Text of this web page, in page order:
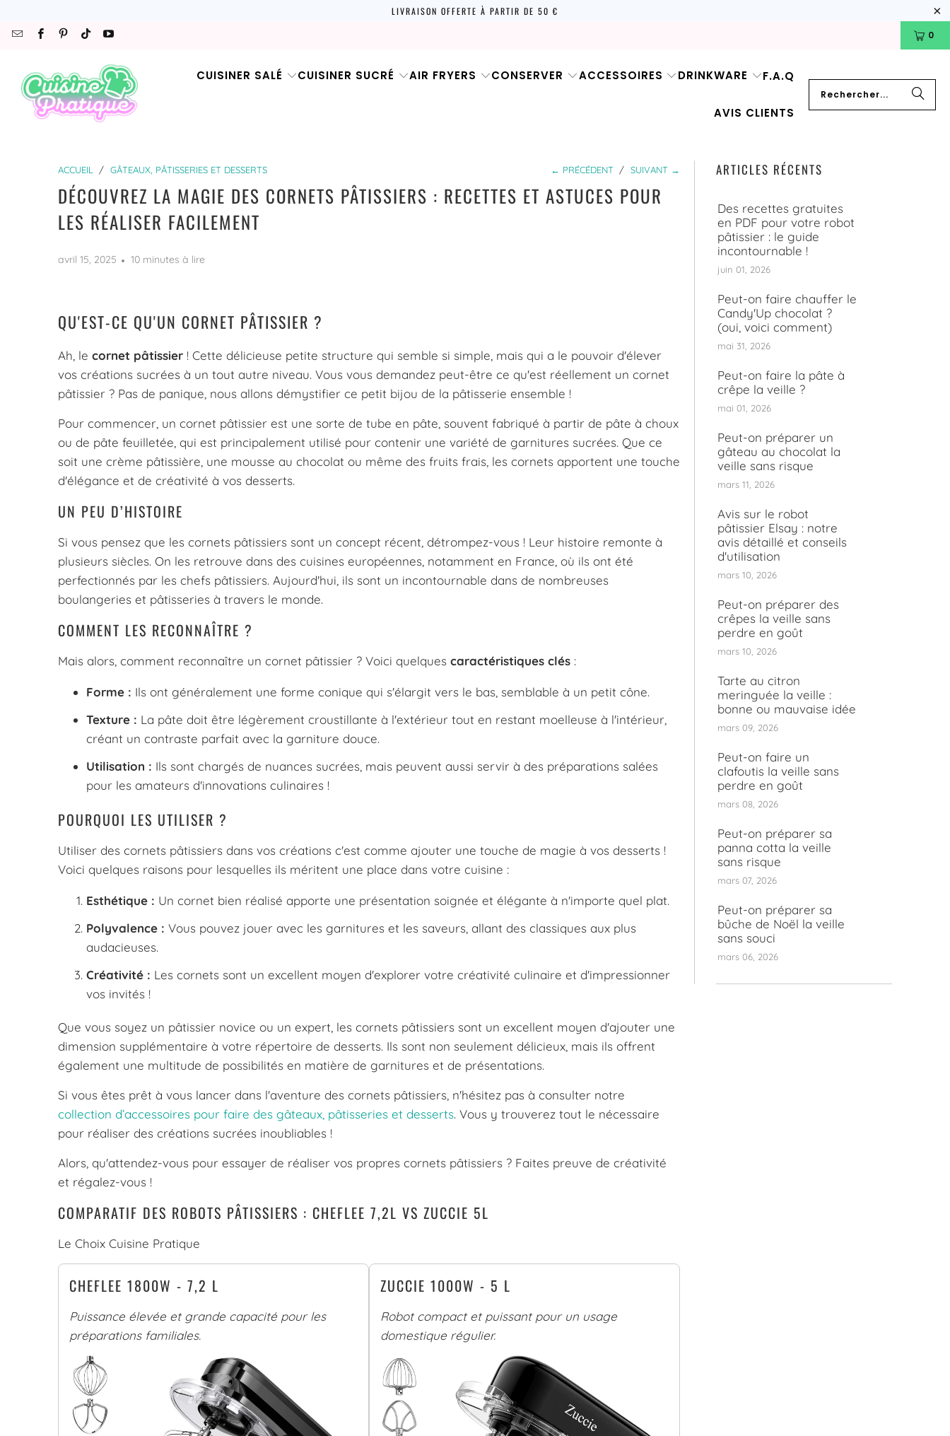
LIVRAISON OFFERTE À PARTIR DE 50 €
0
CUISINER SALÉ CUISINER SUCRÉ AIR FRYERS CONSERVER ACCESSOIRES DRINKWARE F.A.Q
AVIS CLIENTS
ACCUEIL / GÂTEAUX, PÂTISSERIES ET DESSERTS ← PRÉCÉDENT / SUIVANT →
DÉCOUVREZ LA MAGIE DES CORNETS PÂTISSIERS : RECETTES ET ASTUCES POUR
LES RÉALISER FACILEMENT
avril 15, 2025 10 minutes à lire
QU'EST-CE QU'UN CORNET PÂTISSIER ?
Ah, le cornet pâtissier ! Cette délicieuse petite structure qui semble si simple, mais qui a le pouvoir d'élever
vos créations sucrées à un tout autre niveau. Vous vous demandez peut-être ce qu'est réellement un cornet
pâtissier ? Pas de panique, nous allons démystifier ce petit bijou de la pâtisserie ensemble !
Pour commencer, un cornet pâtissier est une sorte de tube en pâte, souvent fabriqué à partir de pâte à choux
ou de pâte feuilletée, qui est principalement utilisé pour contenir une variété de garnitures sucrées. Que ce
soit une crème pâtissière, une mousse au chocolat ou même des fruits frais, les cornets apportent une touche
d'élégance et de créativité à vos desserts.
UN PEU D’HISTOIRE
Si vous pensez que les cornets pâtissiers sont un concept récent, détrompez-vous ! Leur histoire remonte à
plusieurs siècles. On les retrouve dans des cuisines européennes, notamment en France, où ils ont été
perfectionnés par les chefs pâtissiers. Aujourd'hui, ils sont un incontournable dans de nombreuses
boulangeries et pâtisseries à travers le monde.
COMMENT LES RECONNAÎTRE ?
Mais alors, comment reconnaître un cornet pâtissier ? Voici quelques caractéristiques clés :
Forme : Ils ont généralement une forme conique qui s'élargit vers le bas, semblable à un petit cône.
Texture : La pâte doit être légèrement croustillante à l'extérieur tout en restant moelleuse à l'intérieur,
créant un contraste parfait avec la garniture douce.
Utilisation : Ils sont chargés de nuances sucrées, mais peuvent aussi servir à des préparations salées
pour les amateurs d'innovations culinaires !
POURQUOI LES UTILISER ?
Utiliser des cornets pâtissiers dans vos créations c'est comme ajouter une touche de magie à vos desserts !
Voici quelques raisons pour lesquelles ils méritent une place dans votre cuisine :
Esthétique : Un cornet bien réalisé apporte une présentation soignée et élégante à n'importe quel plat.
Polyvalence : Vous pouvez jouer avec les garnitures et les saveurs, allant des classiques aux plus
audacieuses.
Créativité : Les cornets sont un excellent moyen d'explorer votre créativité culinaire et d'impressionner
vos invités !
Que vous soyez un pâtissier novice ou un expert, les cornets pâtissiers sont un excellent moyen d'ajouter une
dimension supplémentaire à votre répertoire de desserts. Ils sont non seulement délicieux, mais ils offrent
également une multitude de possibilités en matière de garnitures et de présentations.
Si vous êtes prêt à vous lancer dans l'aventure des cornets pâtissiers, n'hésitez pas à consulter notre
collection d’accessoires pour faire des gâteaux, pâtisseries et desserts. Vous y trouverez tout le nécessaire
pour réaliser des créations sucrées inoubliables !
Alors, qu'attendez-vous pour essayer de réaliser vos propres cornets pâtissiers ? Faites preuve de créativité
et régalez-vous !
COMPARATIF DES ROBOTS PÂTISSIERS : CHEFLEE 7,2L VS ZUCCIE 5L
Le Choix Cuisine Pratique
CHEFLEE 1800W - 7,2 L
Puissance élevée et grande capacité pour les
préparations familiales.
ZUCCIE 1000W - 5 L
Robot compact et puissant pour un usage
domestique régulier.
ARTICLES RÉCENTS
Des recettes gratuites
en PDF pour votre robot
pâtissier : le guide
incontournable !
juin 01, 2026
Peut-on faire chauffer le
Candy'Up chocolat ?
(oui, voici comment)
mai 31, 2026
Peut-on faire la pâte à
crêpe la veille ?
mai 01, 2026
Peut-on préparer un
gâteau au chocolat la
veille sans risque
mars 11, 2026
Avis sur le robot
pâtissier Elsay : notre
avis détaillé et conseils
d'utilisation
mars 10, 2026
Peut-on préparer des
crêpes la veille sans
perdre en goût
mars 10, 2026
Tarte au citron
meringuée la veille :
bonne ou mauvaise idée
mars 09, 2026
Peut-on faire un
clafoutis la veille sans
perdre en goût
mars 08, 2026
Peut-on préparer sa
panna cotta la veille
sans risque
mars 07, 2026
Peut-on préparer sa
bûche de Noël la veille
sans souci
mars 06, 2026